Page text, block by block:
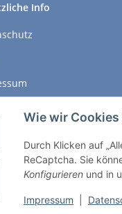
Wie wir Cookies
Durch Klicken auf
ReCaptcha. Sie
Konfigurieren und in
Impressum
Info
Vertrag widerrufen